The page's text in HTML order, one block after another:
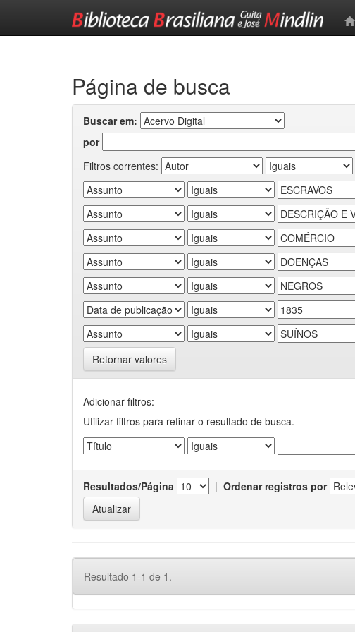
Página de busca
Buscar em:
por
Filtros correntes:
Retornar valores
Adicionar filtros:
Utilizar filtros para refinar o resultado de busca.
Resultados/Página | Ordenar registros por
Resultado 1-1 de 1.